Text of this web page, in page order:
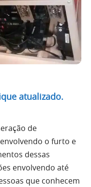
atualizado.
de
o furto e
dessas
envolvendo até
que conhecem